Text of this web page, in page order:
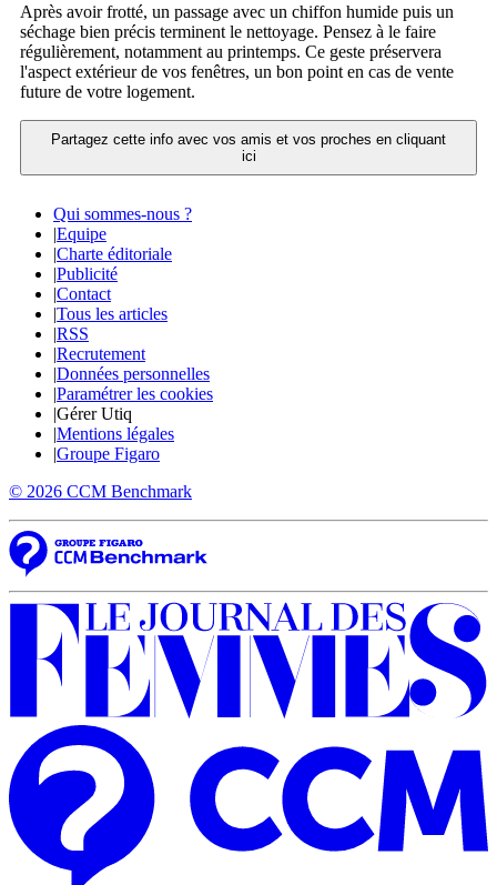
Après avoir frotté, un passage avec un chiffon humide puis un
séchage bien précis terminent le nettoyage. Pensez à le faire
régulièrement, notamment au printemps. Ce geste préservera
l'aspect extérieur de vos fenêtres, un bon point en cas de vente
future de votre logement.
Partagez cette info avec vos amis et vos proches en cliquant
ici
Qui sommes-nous ?
|Equipe
|Charte éditoriale
|Publicité
|Contact
|Tous les articles
|RSS
|Recrutement
|Données personnelles
|Paramétrer les cookies
|Gérer Utiq
|Mentions légales
|Groupe Figaro
© 2026 CCM Benchmark